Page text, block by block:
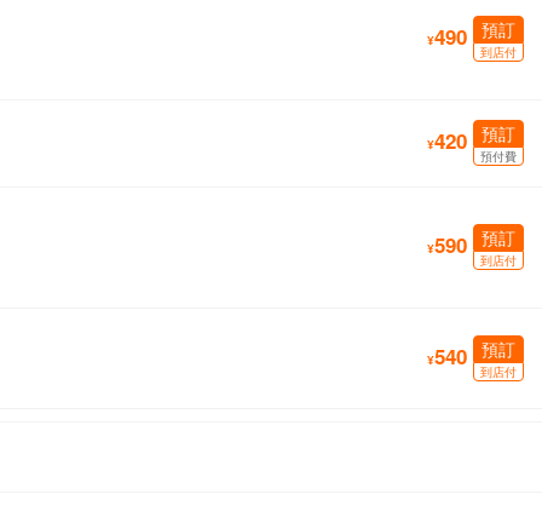
¥490 預訂
到店付
¥420 預訂
預付費
¥590 預訂
到店付
¥540 預訂
到店付